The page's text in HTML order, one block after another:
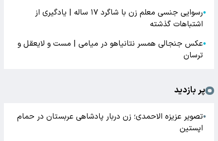
●
رسوایی جنسی معلم زن با شاگرد ۱۷ ساله | یادگیری از
اشتباهات گذشته
●عکس جنجالی همسر نتانیاهو در میامی | مست و لایعقل و
ترسان
پر بازدید
●تصویر عزیزه الاحمدی؛ زن دربار پادشاهی عربستان در حمام
اپستین